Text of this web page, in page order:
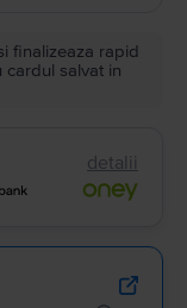
finalizeaza rapid
salvat in
detalii